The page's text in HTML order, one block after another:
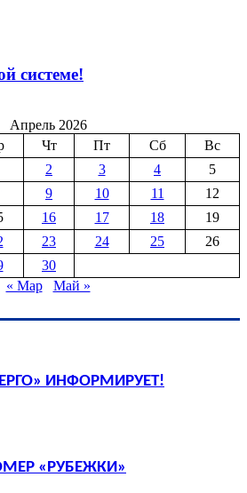
системе!
Апрель 2026
Чт Пт Сб
Вс
2 3 4
5
9 10 11
12
16 17 18
19
23 24 25
26
30
« Мар
Май »
ИНФОРМИРУЕТ!
«РУБЕЖКИ»